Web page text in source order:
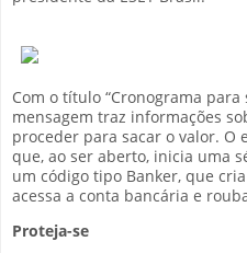
Com o título “Cronograma para
mensagem traz informações
proceder para sacar o valor. O
que, ao ser aberto, inicia uma
um código tipo Banker, que
acessa a conta bancária e
Proteja-se